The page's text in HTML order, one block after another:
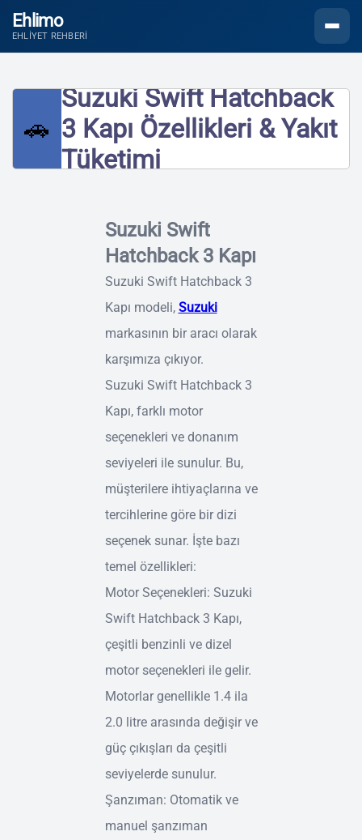
Ehlimo
EHLIYET REHBERI
🚗
Suzuki Swift Hatchback
3 Kapı Özellikleri & Yakıt
Tüketimi
Suzuki Swift
Hatchback 3 Kapı
Suzuki Swift Hatchback 3
Kapı modeli, Suzuki
markasının bir aracı olarak
karşımıza çıkıyor.
Suzuki Swift Hatchback 3
Kapı, farklı motor
seçenekleri ve donanım
seviyeleri ile sunulur. Bu,
müşterilere ihtiyaçlarına ve
tercihlerine göre bir dizi
seçenek sunar. İşte bazı
temel özellikleri:
Motor Seçenekleri: Suzuki
Swift Hatchback 3 Kapı,
çeşitli benzinli ve dizel
motor seçenekleri ile gelir.
Motorlar genellikle 1.4 ila
2.0 litre arasında değişir ve
güç çıkışları da çeşitli
seviyelerde sunulur.
Şanzıman: Otomatik ve
manuel şanzıman